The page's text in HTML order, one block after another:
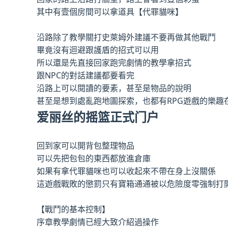
其中有壹個房間可以拿道具【代罪貓咪】
沿路除了教學關打史萊姆外建議不要再做其他戰鬥
畢竟沒有迴避跟護盾的招式可以用
所以還是先直接回家跑完劇情的教學拿招式
跟NPC的對話建議都要看完
沿路上可以閱讀的要素，甚至是物品的說明
甚至是想到處亂跑地圖探索，也都有RPG遊戲的樂趣
爱丽丝的摇篮正式门户
回到家可以開背包整理物品
可以先把包包的東西都放進倉庫
如果有拿代罪貓咪也可以收起來不帶在身上沒關係
這遊戲戰敗的懲罰只有寶箱通通被以危險度零強制打
【戰鬥的基本控制】
序章教學劇情已經大致介紹過操作